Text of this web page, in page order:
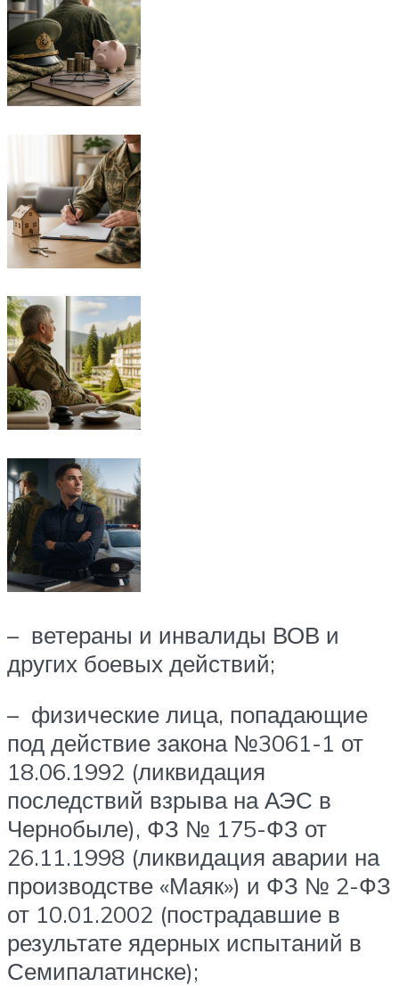
– ветераны и инвалиды ВОВ и
других боевых действий;
– физические лица, попадающие
под действие закона №3061-1 от
18.06.1992 (ликвидация
последствий взрыва на АЭС в
Чернобыле), ФЗ № 175-ФЗ от
26.11.1998 (ликвидация аварии на
производстве «Маяк») и ФЗ № 2-ФЗ
от 10.01.2002 (пострадавшие в
результате ядерных испытаний в
Семипалатинске);